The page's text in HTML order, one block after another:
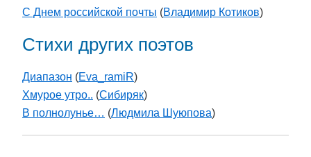
С Днем российской почты (Владимир Котиков)
Стихи других поэтов
Диапазон (Eva_ramiR)
Хмурое утро.. (Cибиряк)
В полнолунье… (Людмила Шуюпова)